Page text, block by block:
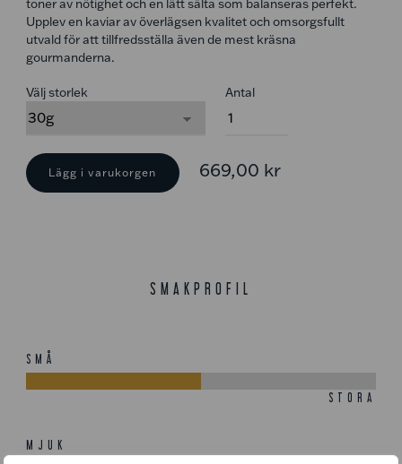
Upplev en kaviar av överlägsen kvalitet och omsorgsfullt
utvald för att tillfredsställa även de mest kräsna
gourmanderna.
Välj storlek
Antal
IMEPERIAL
mängd
Lägg i varukorgen 669,00 kr
SMAKPROFIL
SMÅ
STORA
MJUK